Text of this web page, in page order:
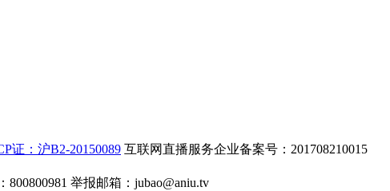
证：沪B2-20150089 互联网直播服务企业备案号：201708210015
800800981 举报邮箱： jubao@aniu.tv